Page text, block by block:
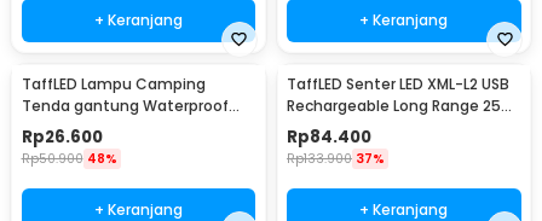
+ Keranjang + Keranjang
TaffLED Lampu Camping
Tenda gantung Waterproof
Emergency 120 Lumens - G198
Rp26.600
Rp50.900 48%
+ Keranjang
TaffLED Senter LED XML-L2 USB
Rechargeable Long Range 25W
1000 Lumens Without Battery
- XML-L2
Rp84.400
Rp133.900 37%
+ Keranjang